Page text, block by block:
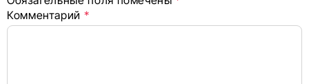
Комментарий *